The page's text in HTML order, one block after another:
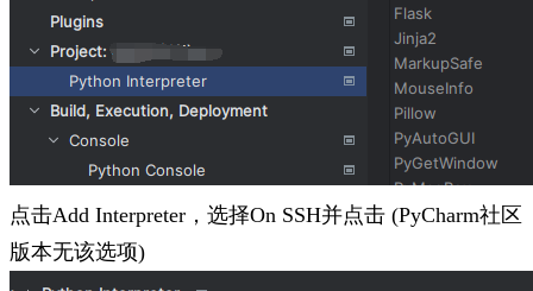
点击Add Interpreter，选择On SSH并点击 (PyCharm社区
版本无该选项)